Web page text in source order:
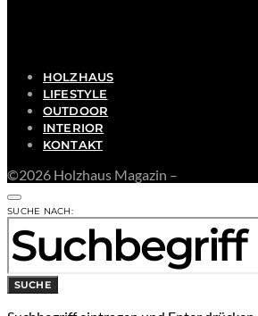
HOLZHAUS
LIFESTYLE
OUTDOOR
INTERIOR
KONTAKT
©2026 Holzhaus Magazin –
SUCHE NACH:
SUCHE